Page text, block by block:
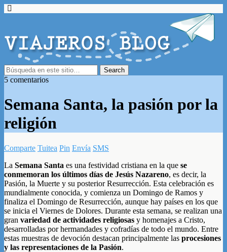
5 comentarios
Semana Santa, la pasión por la
religión
Comparte Tuitea Pin Envía SMS
La Semana Santa es una festividad cristiana en la que se
conmemoran los últimos días de Jesús Nazareno, es decir, la
Pasión, la Muerte y su posterior Resurrección. Esta celebración es
mundialmente conocida, y comienza un Domingo de Ramos y
finaliza el Domingo de Resurrección, aunque hay países en los que
se inicia el Viernes de Dolores. Durante esta semana, se realizan una
gran variedad de actividades religiosas y homenajes a Cristo,
desarrolladas por hermandades y cofradías de todo el mundo. Entre
estas muestras de devoción destacan principalmente las procesiones
y las representaciones de la Pasión.